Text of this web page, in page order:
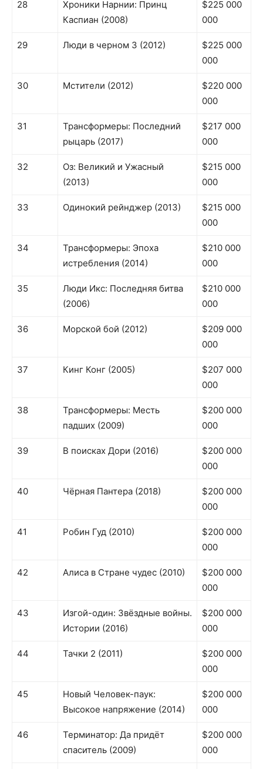
28
Хроники Нарнии: Принц
Каспиан (2008)
$225 000
000
29 Люди в черном 3 (2012)
$225 000
000
30 Мстители (2012)
$220 000
000
31
Трансформеры: Последний
рыцарь (2017)
$217 000
000
32
Оз: Великий и Ужасный
(2013)
$215 000
000
33 Одинокий рейнджер (2013)
$215 000
000
34
Трансформеры: Эпоха
истребления (2014)
$210 000
000
35
Люди Икс: Последняя битва
(2006)
$210 000
000
36 Морской бой (2012)
$209 000
000
37 Кинг Конг (2005)
$207 000
000
38
Трансформеры: Месть
падших (2009)
$200 000
000
39 В поисках Дори (2016)
$200 000
000
40 Чёрная Пантера (2018)
$200 000
000
41 Робин Гуд (2010)
$200 000
000
42 Алиса в Стране чудес (2010)
$200 000
000
43
Изгой-один: Звёздные войны.
Истории (2016)
$200 000
000
44 Тачки 2 (2011)
$200 000
000
45
Новый Человек-паук:
Высокое напряжение (2014)
$200 000
000
46
Терминатор: Да придёт
спаситель (2009)
$200 000
000